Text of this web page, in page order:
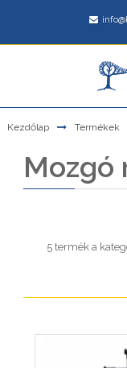
Kezdőlap Termékek
Mozgó
5 termék a